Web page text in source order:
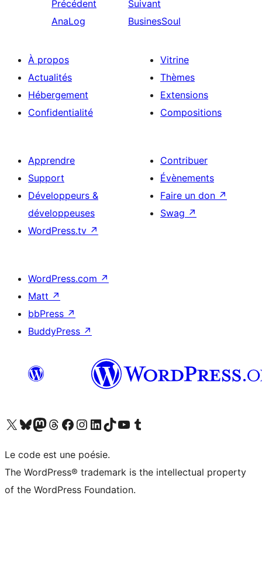
Précédent
AnaLog
Suivant
BusinesSoul
À propos
Actualités
Hébergement
Confidentialité
Vitrine
Thèmes
Extensions
Compositions
Apprendre
Support
Développeurs &
développeuses
WordPress.tv ↗
Contribuer
Évènements
Faire un don ↗
Swag ↗
WordPress.com ↗
Matt ↗
bbPress ↗
BuddyPress ↗
Visitez notre compte X (précédemment Twitter)
Visiter notre compte Bluesky
Visiter notre compte Mastodon
Visiter notre compte Threads
Consulter notre compte Facebook
Consulter notre compte Instagram
Consulter notre compte LinkedIn
Visiter notre compte TokTok
Visiter notre chaîne YouTube
Visiter notre compte Tumblr
Le code est une poésie.
The WordPress® trademark is the intellectual property
of the WordPress Foundation.